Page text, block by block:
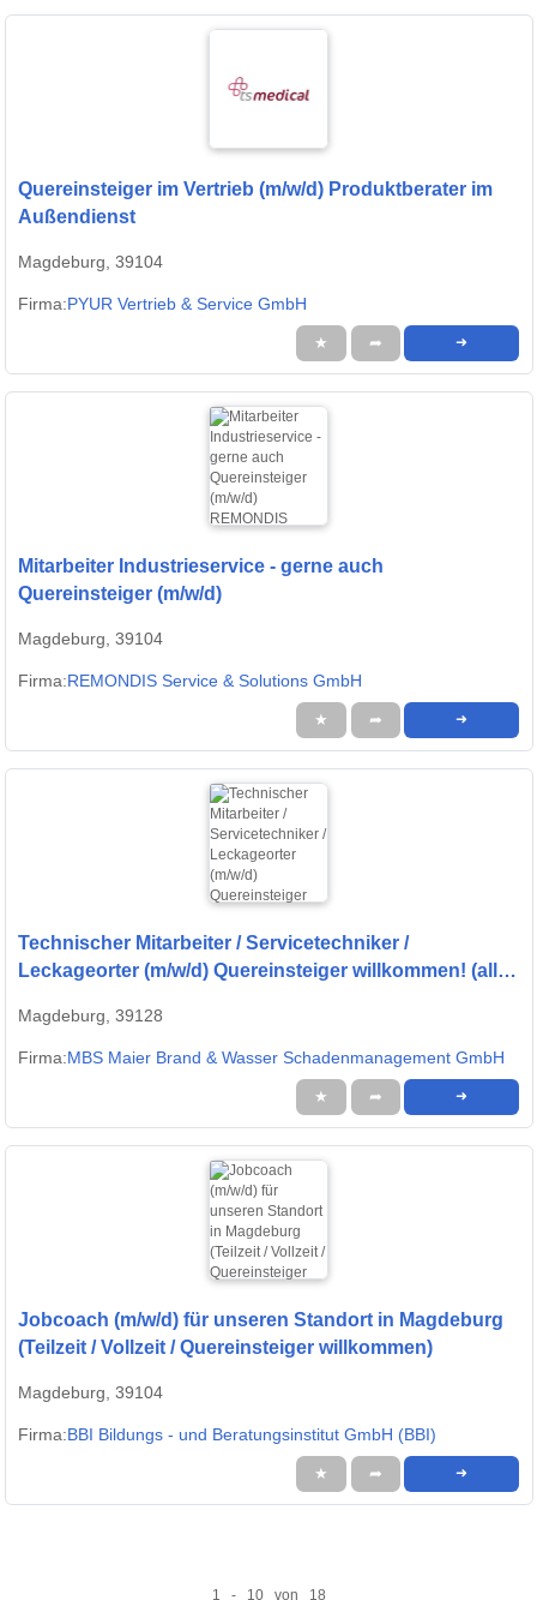
Quereinsteiger im Vertrieb (m/w/d) Produktberater im
Außendienst
Magdeburg, 39104
Firma:PYUR Vertrieb & Service GmbH
★ ➦ ➜
Mitarbeiter Industrieservice - gerne auch
Quereinsteiger (m/w/d)
Magdeburg, 39104
Firma:REMONDIS Service & Solutions GmbH
★ ➦ ➜
Technischer Mitarbeiter / Servicetechniker /
Leckageorter (m/w/d) Quereinsteiger willkommen! (alle
Magdeburg, 39128
Firma:MBS Maier Brand & Wasser Schadenmanagement GmbH
★ ➦ ➜
Jobcoach (m/w/d) für unseren Standort in Magdeburg
(Teilzeit / Vollzeit / Quereinsteiger willkommen)
Magdeburg, 39104
Firma:BBI Bildungs - und Beratungsinstitut GmbH (BBI)
★ ➦ ➜
1 - 10 von 18